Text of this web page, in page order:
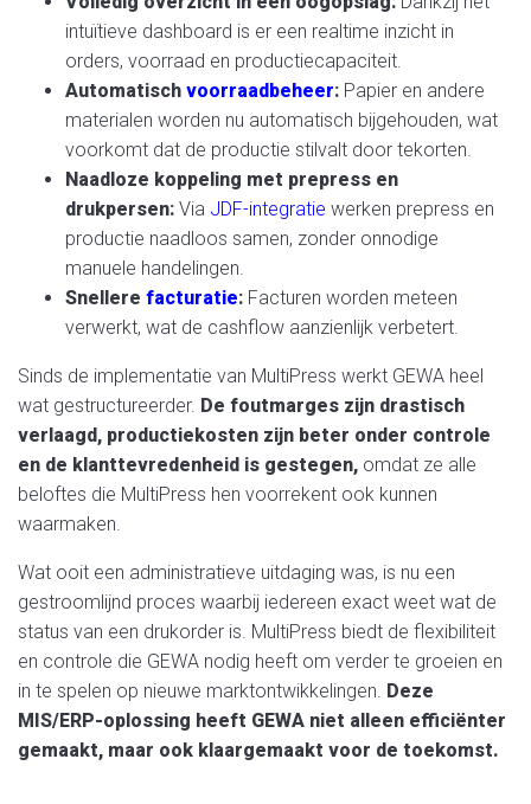
intuïtieve dashboard is er een realtime inzicht in
orders, voorraad en productiecapaciteit.
Automatisch voorraadbeheer: Papier en andere
materialen worden nu automatisch bijgehouden, wat
voorkomt dat de productie stilvalt door tekorten.
Naadloze koppeling met prepress en
drukpersen: Via JDF-integratie werken prepress en
productie naadloos samen, zonder onnodige
manuele handelingen.
Snellere facturatie: Facturen worden meteen
verwerkt, wat de cashflow aanzienlijk verbetert.
Sinds de implementatie van MultiPress werkt GEWA heel
wat gestructureerder. De foutmarges zijn drastisch
verlaagd, productiekosten zijn beter onder controle
en de klanttevredenheid is gestegen, omdat ze alle
beloftes die MultiPress hen voorrekent ook kunnen
waarmaken.
Wat ooit een administratieve uitdaging was, is nu een
gestroomlijnd proces waarbij iedereen exact weet wat de
status van een drukorder is. MultiPress biedt de flexibiliteit
en controle die GEWA nodig heeft om verder te groeien en
in te spelen op nieuwe marktontwikkelingen. Deze
MIS/ERP-oplossing heeft GEWA niet alleen efficiënter
gemaakt, maar ook klaargemaakt voor de toekomst.